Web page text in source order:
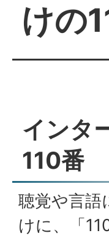
けの
インタ
110番
聴覚や言語
けに、「